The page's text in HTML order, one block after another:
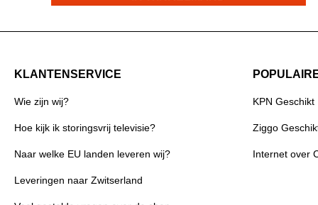
KLANTENSERVICE
Wie zijn wij?
Hoe kijk ik storingsvrij televisie?
Naar welke EU landen leveren wij?
Leveringen naar Zwitserland
KPN Geschikt
Ziggo
Internet over